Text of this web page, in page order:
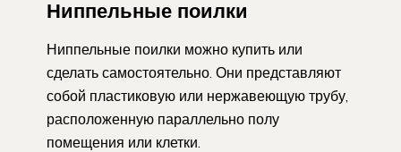
Ниппельные поилки
Ниппельные поилки можно купить или
сделать самостоятельно. Они представляют
собой пластиковую или нержавеющую трубу,
расположенную параллельно полу
помещения или клетки.